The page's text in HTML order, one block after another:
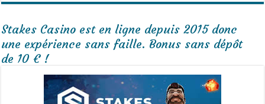
Stakes Casino est en ligne depuis 2015 donc
une expérience sans faille. Bonus sans dépôt
de 10 € !